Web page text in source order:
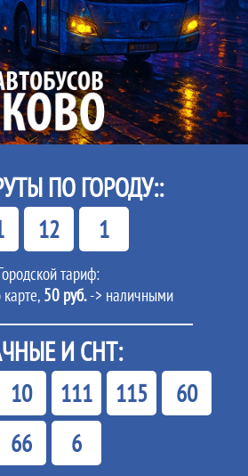
ПО ГОРОДУ::
12 1
тариф:
50 руб.-> наличными
И СНТ:
10 111 115
60
66
6